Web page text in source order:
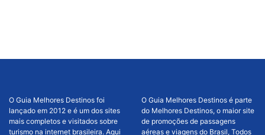
O Guia Melhores Destinos foi
lançado em 2012 e é um dos sites
mais completos e visitados sobre
turismo na internet brasileira. Aqui
O Guia Melhores Destinos é parte
do Melhores Destinos, o maior site
de promoções de passagens
aéreas e viagens do Brasil, Todos